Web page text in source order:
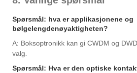
Spørsmål: hva er applikasjonene og
bølgelengdenøyaktigheten?
A: Boksoptronikk kan gi CWDM og
valg.
Spørsmål: Hva er den optiske